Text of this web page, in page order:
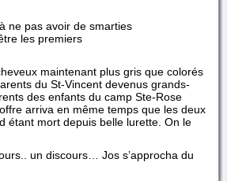
ne pas avoir de smarties
les premiers
maintenant plus gris que colorés
du St-Vincent devenus grands-
des enfants du camp Ste-Rose
arriva en même temps que les deux
étant mort depuis belle lurette. On le
un discours… Jos s’approcha du